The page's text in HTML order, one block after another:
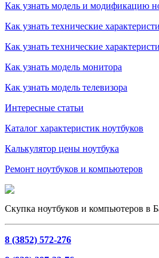
Как узнать модель и модификацию
Как узнать технические
Как узнать технические
Как узнать модель монитора
Как узнать модель телевизора
Интересные статьи
Каталог характеристик ноутбуков
Калькулятор цены ноутбука
Ремонт ноутбуков и компьютеров
Скупка ноутбуков и компьютеров в
8 (3852) 572-276